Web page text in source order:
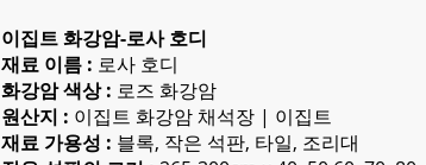
이집트 화강암-로사 호디
재료 이름 : 로사 호디
화강암 색상 : 로즈 화강암
원산지 : 이집트 화강암 채석장 | 이집트
재료 가용성 : 블록, 작은 석판, 타일, 조리대